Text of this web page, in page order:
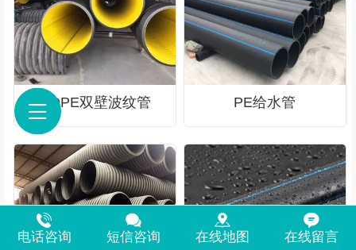
HDPE双壁波纹管 PE给水管
电话咨询 短信咨询 在线地图 在线留言